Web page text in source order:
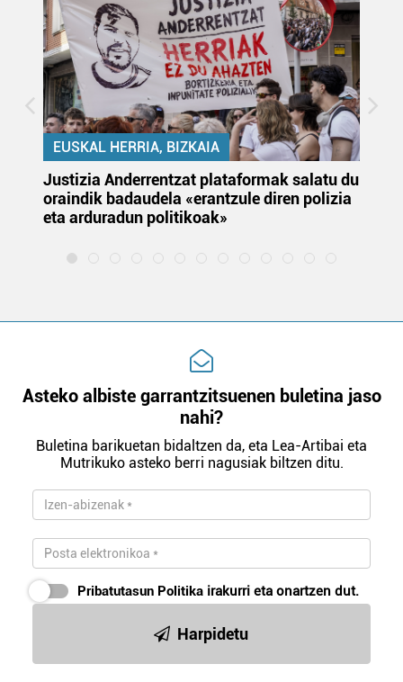
EUSKAL HERRIA, BIZKAIA
Justizia Anderrentzat plataformak salatu du
oraindik badaudela «erantzule diren polizia
eta arduradun politikoak»
Asteko albiste garrantzitsuenen buletina jaso
nahi?
Buletina barikuetan bidaltzen da, eta Lea-Artibai eta
Mutrikuko asteko berri nagusiak biltzen ditu.
Pribatutasun Politika irakurri eta onartzen dut.
Harpidetu